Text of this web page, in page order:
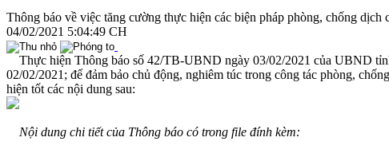
Thông báo về việc tăng cường thực hiện các biện pháp phòng, chống dịch
04/02/2021 5:04:49 CH
Thực hiện Thông báo số 42/TB-UBND ngày 03/02/2021 của UBND
02/02/2021; để đảm bảo chủ động, nghiêm túc trong công tác phòng,
hiện tốt các nội dung sau:
Nội dung chi tiết của Thông báo có trong file đính kèm: